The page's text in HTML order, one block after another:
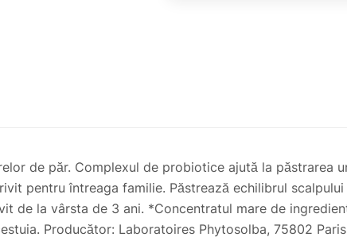
de păr. Complexul de probiotice ajută la păstrarea
pentru întreaga familie. Păstrează echilibrul scalpului
de la vârsta de 3 ani. *Concentratul mare de
Producător: Laboratoires Phytosolba, 75802